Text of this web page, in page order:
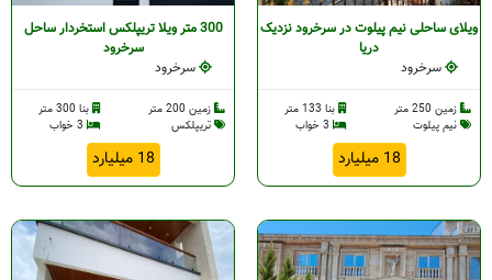
ویلای ساحلی نیم پیلوت در سرخرود نزدیک
دریا
سرخرود
زمین 250 متر
بنا 133 متر
نیم پیلوت
18 میلیارد
300 متر ویلا تریپلکس استخردار ساحل
سرخرود
سرخرود
زمین 200 متر
بنا 300 متر
تریپلکس
18 میلیارد